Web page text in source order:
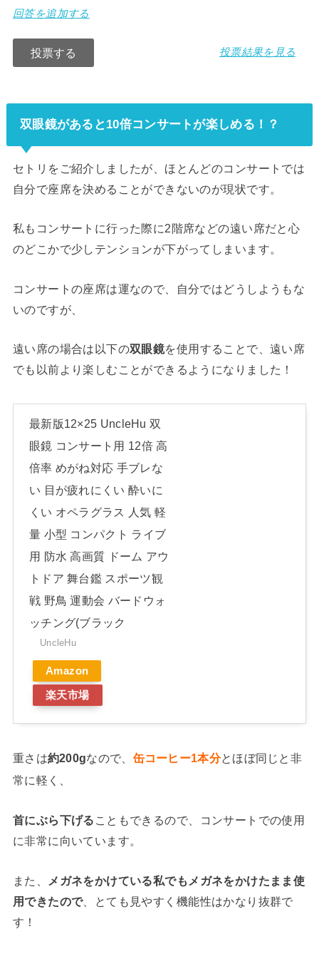
回答を追加する
投票結果を見る
双眼鏡があると10倍コンサートが楽しめる！？
セトリをご紹介しましたが、ほとんどのコンサートでは
自分で座席を決めることができないのが現状です。
私もコンサートに行った際に2階席などの遠い席だと心
のどこかで少しテンションが下がってしまいます。
コンサートの座席は運なので、自分ではどうしようもな
いのですが、
遠い席の場合は以下の双眼鏡を使用することで、遠い席
でも以前より楽しむことができるようになりました！
最新版12×25 UncleHu 双
眼鏡 コンサート用 12倍 高
倍率 めがね対応 手ブレな
い 目が疲れにくい 酔いに
くい オペラグラス 人気 軽
量 小型 コンパクト ライブ
用 防水 高画質 ドーム アウ
トドア 舞台鑑 スポーツ観
戦 野鳥 運動会 バードウォ
ッチング(ブラック
UncleHu
Amazon
楽天市場
重さは約200gなので、 缶コーヒー1本分とほぼ同じと非
常に軽く、
首にぶら下げる こともできるので、コンサートでの使用
に非常に向いています。
また、
メガネをかけている私でもメガネをかけたまま使
用できたので、とても見やすく機能性はかなり抜群で
す！